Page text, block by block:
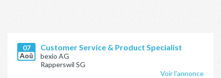
07
Aoû
Customer Service & Product Specialist
bexio AG
Rapperswil SG
Voir l'annonce